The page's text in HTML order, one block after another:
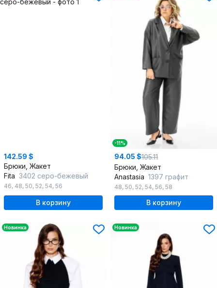
142.59 $
Брюки, Жакет
Fita 3402 серо-бежевый
46, 48, 50, 52, 54, 56
В корзину
-11%
94.05 $105.11
Брюки, Жакет
Anastasia 1397 графит
48, 50, 52, 54, 56, 58
В корзину
Новинка Новинка